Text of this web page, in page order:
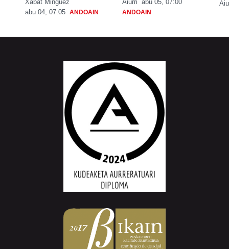
Xabat Minguez
abu 04, 07:05 ANDOAIN
Aiurri abu 05, 07:00
ANDOAIN